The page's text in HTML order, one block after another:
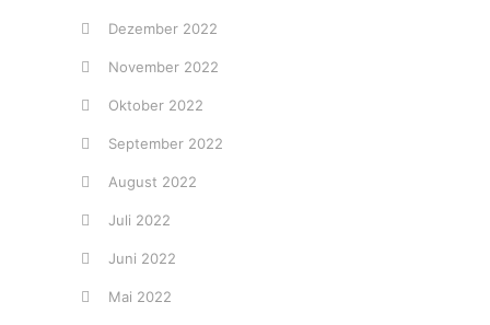
Dezember 2022
November 2022
Oktober 2022
September 2022
August 2022
Juli 2022
Juni 2022
Mai 2022